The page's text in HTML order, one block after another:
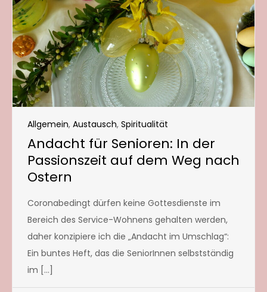
Allgemein, Austausch, Spiritualität
Andacht für Senioren: In der
Passionszeit auf dem Weg nach
Ostern
Coronabedingt dürfen keine Gottesdienste im
Bereich des Service-Wohnens gehalten werden,
daher konzipiere ich die „Andacht im Umschlag“:
Ein buntes Heft, das die SeniorInnen selbstständig
im […]